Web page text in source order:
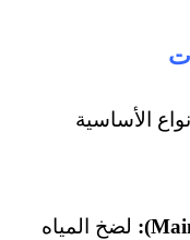
الأساسية
لضخ المياه